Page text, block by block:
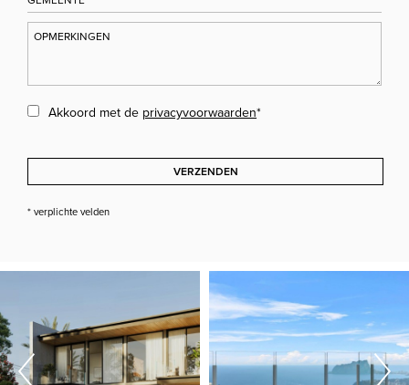
Akkoord met de privacyvoorwaarden*
VERZENDEN
* verplichte velden